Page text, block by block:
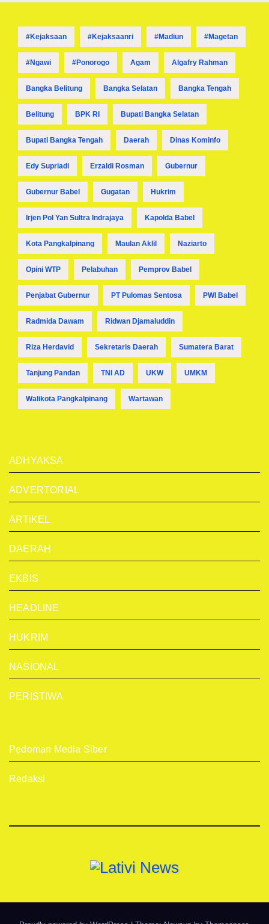
#kejaksaan #kejaksaanri #madiun #magetan
#ngawi #ponorogo Agam Algafry Rahman
Bangka Belitung Bangka Selatan Bangka Tengah
Belitung BPK RI Bupati Bangka Selatan
Bupati Bangka Tengah Daerah Dinas Kominfo
Edy Supriadi Erzaldi Rosman Gubernur
Gubernur Babel Gugatan Hukrim
Irjen Pol Yan Sultra Indrajaya Kapolda Babel
Kota Pangkalpinang Maulan Aklil Naziarto
Opini WTP Pelabuhan Pemprov Babel
Penjabat Gubernur PT Pulomas Sentosa PWI Babel
Radmida Dawam Ridwan Djamaluddin
Riza Herdavid Sekretaris Daerah Sumatera Barat
Tanjung Pandan TNI AD UKW UMKM
Walikota Pangkalpinang Wartawan
ADHYAKSA
ADVERTORIAL
ARTiKEL
DAERAH
EKBIS
HEADLINE
HUKRIM
NASIONAL
PERISTIWA
Pedoman Media Siber
Redaksi